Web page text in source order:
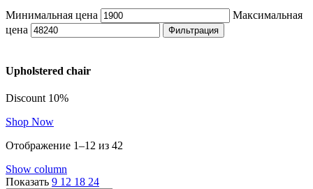
Минимальная цена
Максимальная
цена
Фильтрация
Upholstered chair
Discount 10%
Shop Now
Отображение 1–12 из 42
Show column
Показать 9 12 18 24